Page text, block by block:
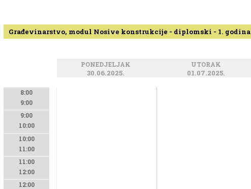
Građevinarstvo, modul Nosive konstrukcije - diplomski - 1. godina
PONEDJELJAK
30.06.2025.
UTORAK
01.07.2025.
8:00
9:00
9:00
10:00
10:00
11:00
11:00
12:00
12:00